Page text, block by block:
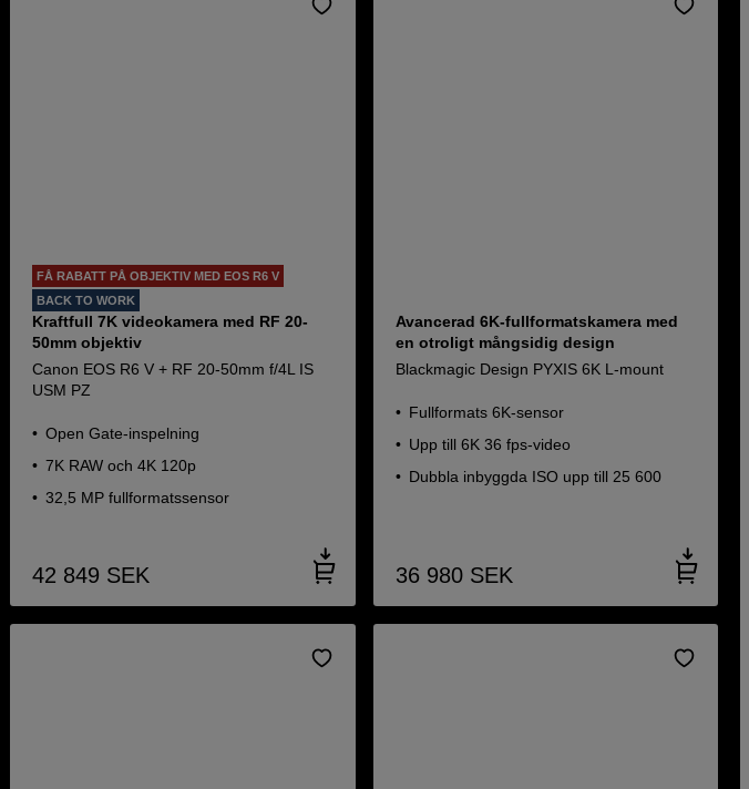
FÅ RABATT PÅ OBJEKTIV MED EOS R6 V
BACK TO WORK
Kraftfull 7K videokamera med RF 20-
50mm objektiv
Canon EOS R6 V + RF 20-50mm f/4L IS
USM PZ
Open Gate-inspelning
7K RAW och 4K 120p
32,5 MP fullformatssensor
42 849 SEK
Avancerad 6K-fullformatskamera med
en otroligt mångsidig design
Blackmagic Design PYXIS 6K L-mount
Fullformats 6K-sensor
Upp till 6K 36 fps-video
Dubbla inbyggda ISO upp till 25 600
36 980 SEK